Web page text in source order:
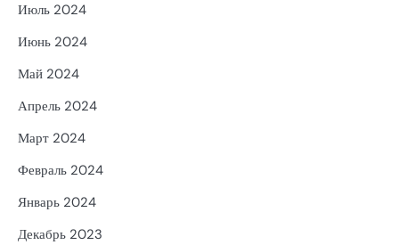
Июль 2024
Июнь 2024
Май 2024
Апрель 2024
Март 2024
Февраль 2024
Январь 2024
Декабрь 2023